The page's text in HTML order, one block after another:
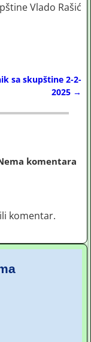
Vlado Rašić
sa skupštine 2-2-
2025 →
komentara
komentar.